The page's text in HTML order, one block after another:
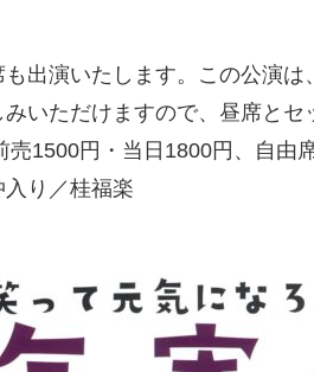
出演いたします。この公演
いただけますので、昼席と
1500円・当日1800円、自由
り／桂福楽